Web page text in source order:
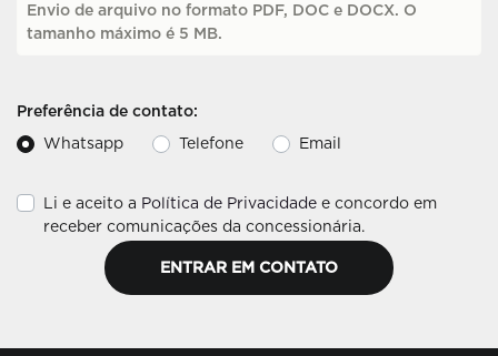
Envio de arquivo no formato PDF, DOC e DOCX. O
tamanho máximo é 5 MB.
Preferência de contato:
Whatsapp
Telefone Email
Li e aceito a Política de Privacidade e concordo em
receber comunicações da concessionária.
ENTRAR EM CONTATO